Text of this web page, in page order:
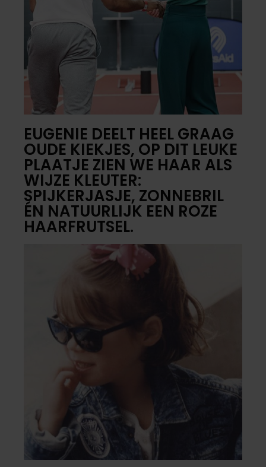
EUGENIE DEELT HEEL GRAAG
OUDE KIEKJES, OP DIT LEUKE
PLAATJE ZIEN WE HAAR ALS
WIJZE KLEUTER:
SPIJKERJASJE, ZONNEBRIL
ÉN NATUURLIJK EEN ROZE
HAARFRUTSEL.